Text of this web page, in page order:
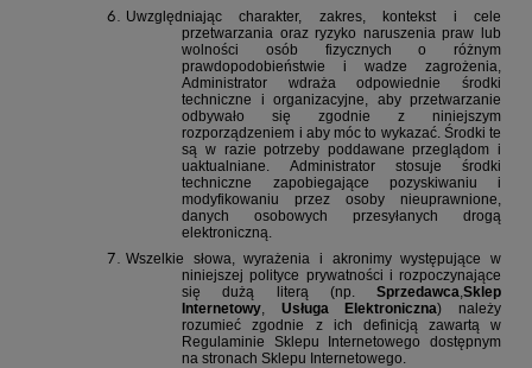
Uwzględniając charakter, zakres, kontekst i cele
przetwarzania oraz ryzyko naruszenia praw lub
wolności osób fizycznych o różnym
prawdopodobieństwie i wadze zagrożenia,
Administrator wdraża odpowiednie środki
techniczne i organizacyjne, aby przetwarzanie
odbywało się zgodnie z niniejszym
rozporządzeniem i aby móc to wykazać. Środki te
są w razie potrzeby poddawane przeglądom i
uaktualniane. Administrator stosuje środki
techniczne zapobiegające pozyskiwaniu i
modyfikowaniu przez osoby nieuprawnione,
danych osobowych przesyłanych drogą
elektroniczną.
Wszelkie słowa, wyrażenia i akronimy występujące w
niniejszej polityce prywatności i rozpoczynające
się dużą literą (np.
Sprzedawca ,Sklep
Internetowy
Usługa Elektroniczna) należy
rozumieć zgodnie z ich definicją zawartą w
Regulaminie Sklepu Internetowego dostępnym
na stronach Sklepu Internetowego.